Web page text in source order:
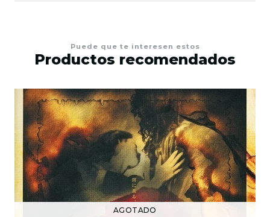
Puede que te interesen estos
Productos recomendados
AGOTADO